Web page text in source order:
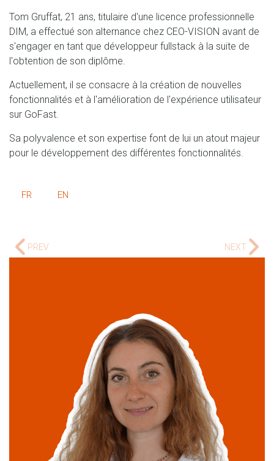
Tom Gruffat, 21 ans, titulaire d'une licence professionnelle
DIM, a effectué son alternance chez CEO-VISION avant de
s'engager en tant que développeur fullstack à la suite de
l'obtention de son diplôme.
Actuellement, il se consacre à la création de nouvelles
fonctionnalités et à l'amélioration de l'expérience utilisateur
sur GoFast.
Sa polyvalence et son expertise font de lui un atout majeur
pour le développement des différentes fonctionnalités.
FR EN
Maria Poinsart
PREV NEXT